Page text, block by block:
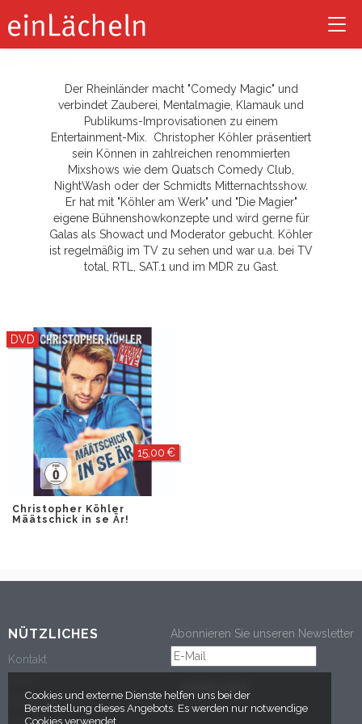
Köhler
Der Rheinländer macht "Comedy Magic" und
verbindet Zauberei, Mentalmagie, Klamauk und
Publikums-Improvisationen zu einem
Entertainment-Mix. Christopher Köhler präsentiert
sein Können in zahlreichen renommierten
Mixshows wie dem Quatsch Comedy Club,
NightWash oder der Schmidts Mitternachtsshow.
Er hat mit "Köhler am Werk" und "Die Magier"
eigene Bühnenshowkonzepte und wird gerne für
Galas als Showact und Moderator gebucht. Köhler
ist regelmäßig im TV zu sehen und war u.a. bei TV
total, RTL, SAT.1 und im MDR zu Gast.
DVD
15,00 €
Christopher Köhler
Määtschick in se Är!
NÜTZLICHES
Kontakt
Datenschutz
Abonnieren Sie unseren Newsletter
Cookies und externe Dienste helfen uns bei der
Bereitstellung dieses Angebots. Es werden nur notwendige
Cookies verwendet.